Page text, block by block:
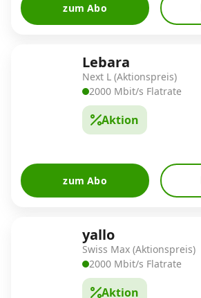
zum Abo
Lebara
Next L (Aktionspreis)
2000 Mbit/s Flatrate
Aktion
zum Abo
yallo
Swiss Max (Aktionspreis)
2000 Mbit/s Flatrate
Aktion